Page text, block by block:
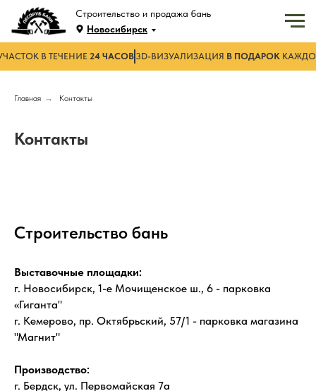
В ТЕЧЕНИЕ 24 ЧАСОВ 3D-ВИЗУАЛИЗАЦИЯ В ПОДАРОК
Строительство и продажа бань
Новосибирск
Главная → Контакты
Контакты
Строительство бань
Выставочные площадки:
г. Новосибирск, 1-е Мочищенское ш., 6 - парковка
«Гиганта"
г. Кемерово, пр. Октябрьский, 57/1 - парковка магазина
"Магнит"
Производство:
г. Бердск, ул. Первомайская 7а